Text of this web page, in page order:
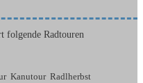
folgende Radtouren
Kanutour Radlherbst